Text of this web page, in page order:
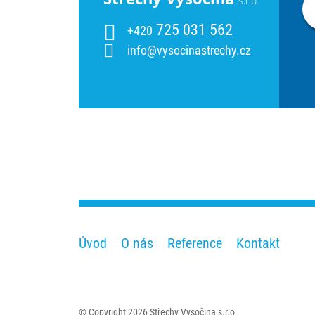
+420 725 031 562
info@vysocinastrechy.cz
Úvod O nás Reference Kontakt
© Copyright 2026 Střechy Vysočina s.r.o.